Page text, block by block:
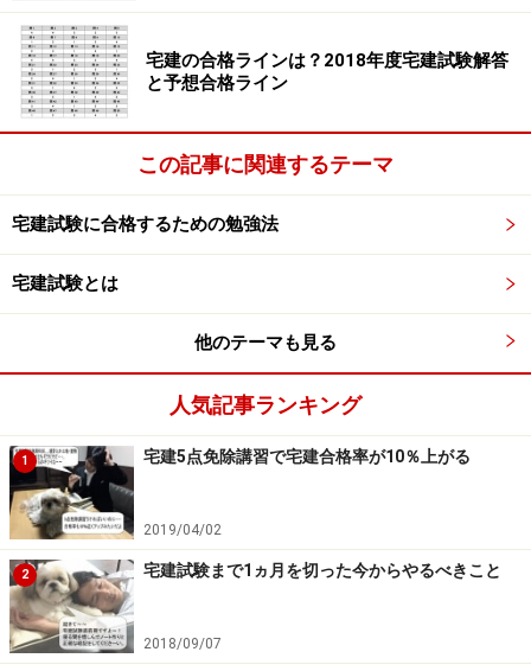
賃貸不動産経営管理士の役割
賃貸不動産経営管理士は次の8つの場面での活躍が求め
られています。
家賃・敷金等の受領に係る業務。賃貸管理業では基
有する賃貸不動産経営管理士が行うことが期待され
ています。
家賃や敷金等の受領事務も賃貸管理業の重要な仕事で
賃貸借契約の更新に係る業務。これも基幹事務の1
つです。更新の際の書面作成と交付にも積極的に関
わることが期待されています。
賃貸借契約の終了に係る業務。これも基幹事務の1
つです。原状回復や敷金での充当など、1つ手順を
間違えると訴訟に繋がりかねない重要な仕事です。
宅建の合格ラインは？2018年度宅建試験解答
と予想合格ライン
この記事に関連するテーマ
宅建試験に合格するための勉強法
宅建試験とは
他のテーマも見る
人気記事ランキング
1 宅建5点免除講習で宅建合格率が10％上がる
2019/04/02
2 宅建試験まで1ヵ月を切った今からやるべきこと
2018/09/07